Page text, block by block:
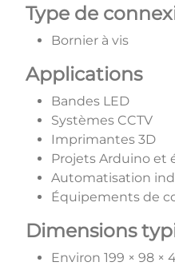
Type de
Bornier à vis
Applications
Bandes LED
Systèmes CCTV
Imprimantes 3D
Projets Arduino et
Automatisation
Équipements de
Dimensions
Environ 199 × 98 ×